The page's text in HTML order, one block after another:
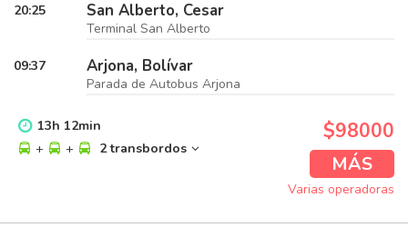
20:25 San Alberto, Cesar
Terminal San Alberto
09:37 Arjona, Bolívar
Parada de Autobus Arjona
13h 12min
+
+ 2 transbordos
$98000
MÁS
Varias operadoras